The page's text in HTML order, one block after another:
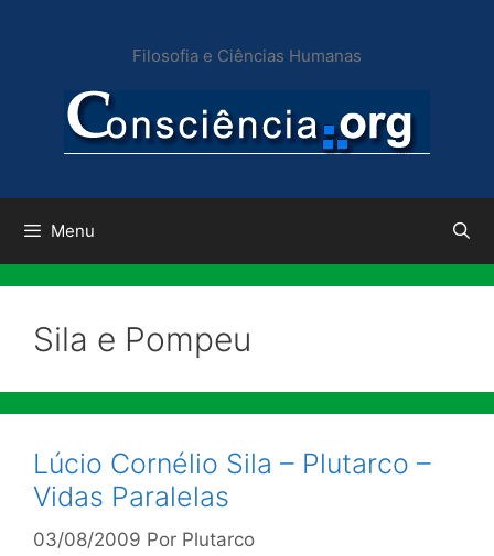
conteúdo
Filosofia e Ciências Humanas
Menu
Sila e Pompeu
Lúcio Cornélio Sila – Plutarco –
Vidas Paralelas
03/08/2009 Por Plutarco